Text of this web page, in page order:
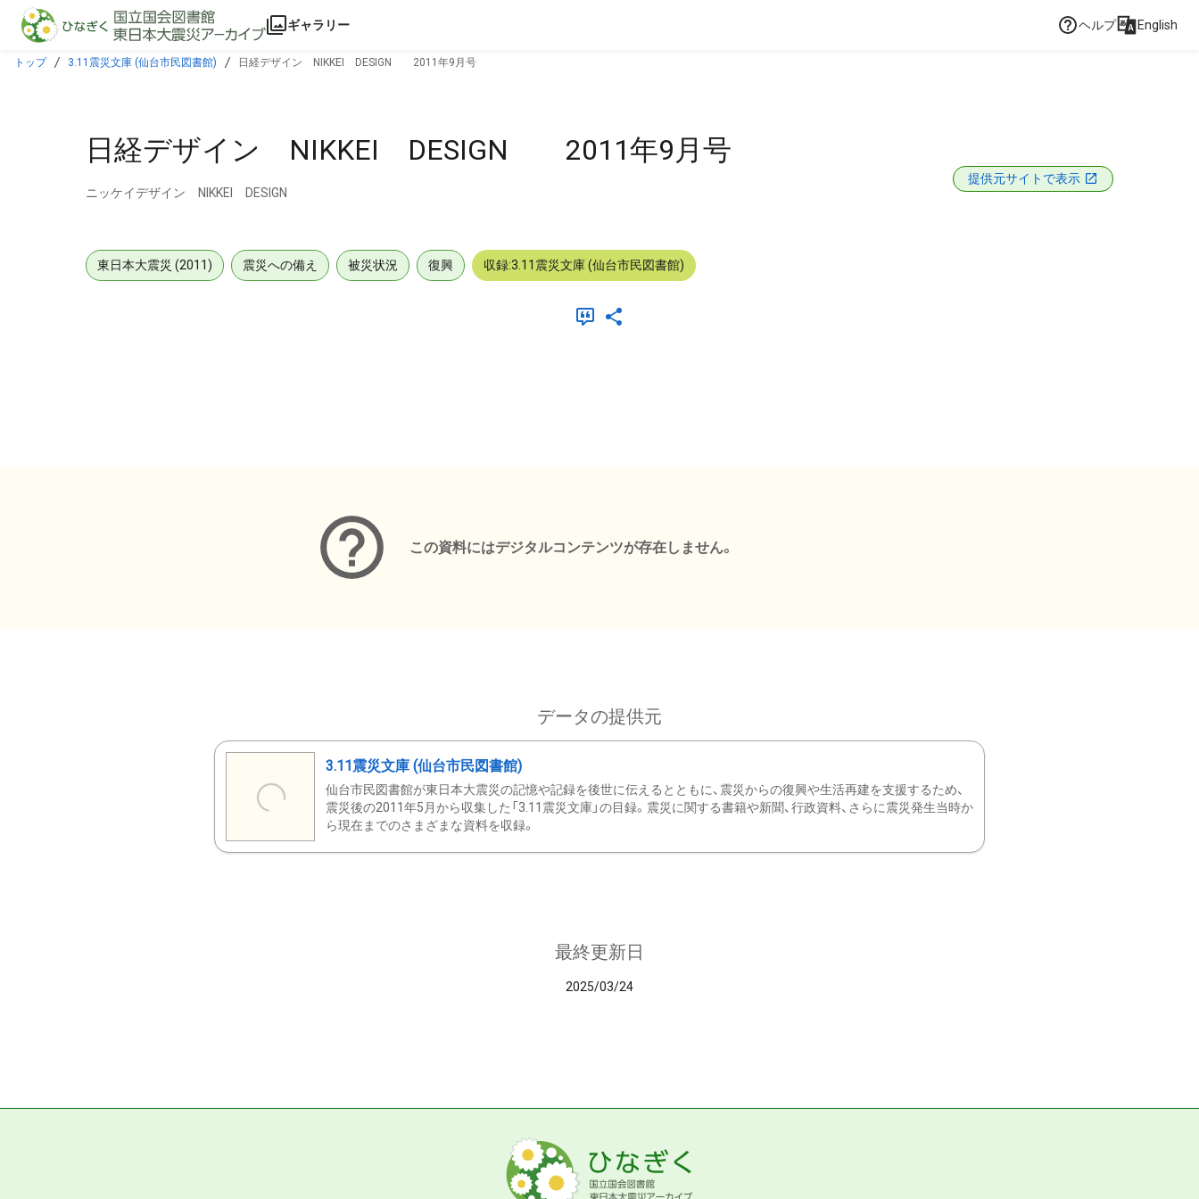
本文に飛ぶ
ギャラリー ヘルプ English
トップ 3.11震災文庫 (仙台市民図書館) 日経デザイン NIKKEI DESIGN 2011年9月号
日経デザイン NIKKEI DESIGN 2011年9月号
ニッケイデザイン NIKKEI DESIGN
提供元サイトで表示
東日本大震災 (2011) 震災への備え 被災状況 復興 収録:3.11震災文庫 (仙台市民図書館)
この資料にはデジタルコンテンツが存在しません。
データの提供元
3.11震災文庫 (仙台市民図書館)
仙台市民図書館が東日本大震災の記憶や記録を後世に伝えるとともに、震災からの復興や生活再建を支援するため、
震災後の2011年5月から収集した「3.11震災文庫」の目録。震災に関する書籍や新聞、行政資料、さらに震災発生当時か
ら現在までのさまざまな資料を収録。
最終更新日
2025/03/24